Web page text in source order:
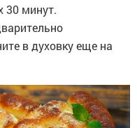
30 минут.
в духовку еще на